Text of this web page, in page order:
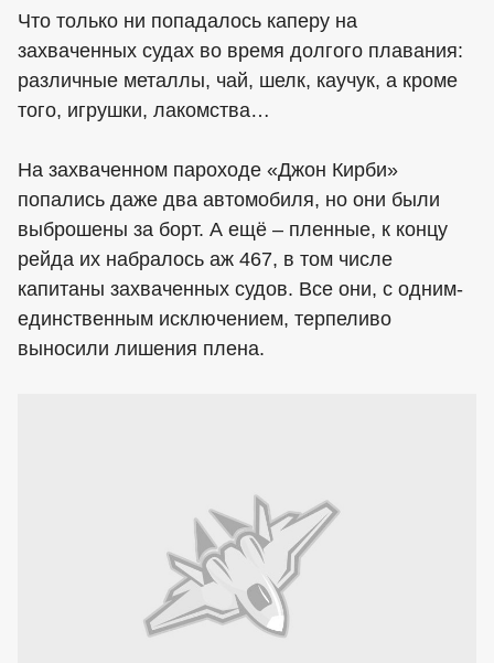
Что только ни попадалось каперу на
захваченных судах во время долгого плавания:
различные металлы, чай, шелк, каучук, а кроме
того, игрушки, лакомства…
На захваченном пароходе «Джон Кирби»
попались даже два автомобиля, но они были
выброшены за борт. А ещё – пленные, к концу
рейда их набралось аж 467, в том числе
капитаны захваченных судов. Все они, с одним-
единственным исключением, терпеливо
выносили лишения плена.